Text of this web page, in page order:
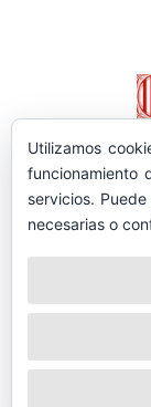
Utilizamos
funcionamiento
servicios.
necesarias o